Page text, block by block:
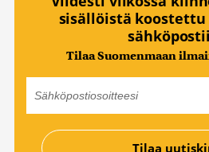
sisällöistä
Tilaa Suomenmaan